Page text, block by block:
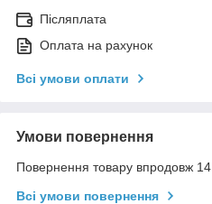
Післяплата
Оплата на рахунок
Всі умови оплати
Умови повернення
Повернення товару впродовж 14
Всі умови повернення